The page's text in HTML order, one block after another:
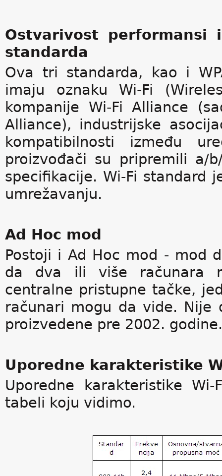
Ostvarivost performansi
standarda
Ova tri standarda, kao i
imaju oznaku Wi-Fi
kompanije Wi-Fi Alliance
Alliance), industrijske
kompatibilnosti između
proizvođači su pripremili a/
specifikacije. Wi-Fi standard
umrežavanju.
Ad Hoc mod
Postoji i Ad Hoc mod - mod
da dva ili više računara
centralne pristupne tačke,
računari mogu da vide. Nije
proizvedene pre 2002. godine.
Uporedne karakteristike
Uporedne karakteristike
tabeli koju vidimo.